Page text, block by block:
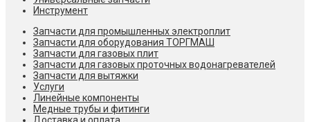
Инструмент
Запчасти для промышленных электроплит
Запчасти для оборудования ТОРГМАШ
Запчасти для газовых плит
Запчасти для газовых проточных водонагревателей
Запчасти для вытяжки
Услуги
Линейные компоненты
Медные трубы и фитинги